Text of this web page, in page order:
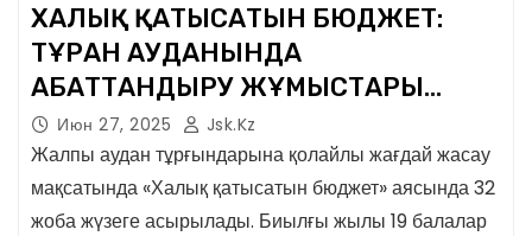
ХАЛЫҚ ҚАТЫСАТЫН БЮДЖЕТ:
ТҰРАН АУДАНЫНДА
АБАТТАНДЫРУ ЖҰМЫСТАРЫ
АТҚАРЫЛУДА
Июн 27, 2025 Jsk.kz
Жалпы аудан тұрғындарына қолайлы жағдай жасау
мақсатында «Халық қатысатын бюджет» аясында 32
жоба жүзеге асырылады. Биылғы жылы 19 балалар